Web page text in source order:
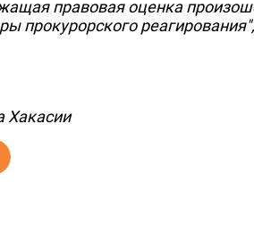
правовая оценка
прокурорского реагирования",
Хакасии